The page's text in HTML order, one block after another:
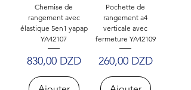
Chemise de
rangement avec
élastique 5en1 yapap
YA42107
Prix
830,00 DZD
Pochette de
rangement a4
verticale avec
fermeture YA42109
Prix
260,00 DZD